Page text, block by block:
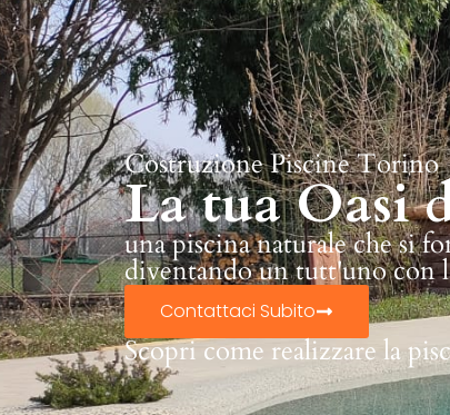
Costruzione Piscine Torino
La tua Oasi
una piscina naturale che si
diventando un tutt'uno con
Contattaci Subito
Scopri come realizzare la